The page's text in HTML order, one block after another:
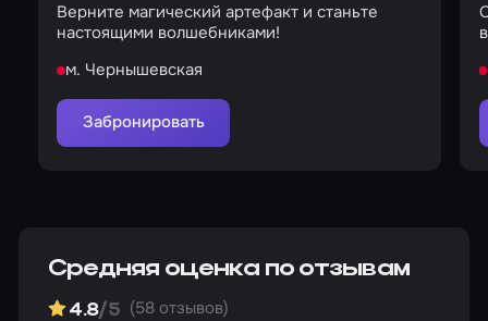
Верните магический артефакт и станьте
настоящими волшебниками!
м. Чернышевская
Забронировать
Средняя оценка по отзывам
4.8/5 (58 отзывов)